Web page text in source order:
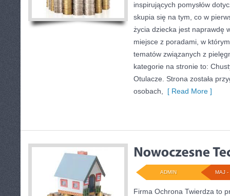
inspirujących pomysłów
skupia się na tym, co w
życia dziecka jest naprawdę
miejsce z poradami, w
tematów związanych z
kategorie na stronie to:
Otulacze. Strona została
osobach,
[ Read More ]
MAJ -
ADMIN
Firma Ochrona Twierdza to